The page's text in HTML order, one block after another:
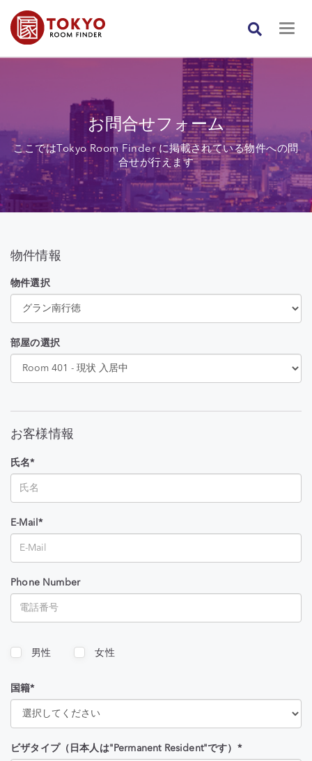
お問合せフォーム
ここではTokyo Room Finder に掲載されている物件への問
合せが行えます
物件情報
物件選択
部屋の選択
お客様情報
氏名*
E-Mail*
Phone Number
男性 女性
国籍*
ビザタイプ（日本人は"Permanent Resident"です）*